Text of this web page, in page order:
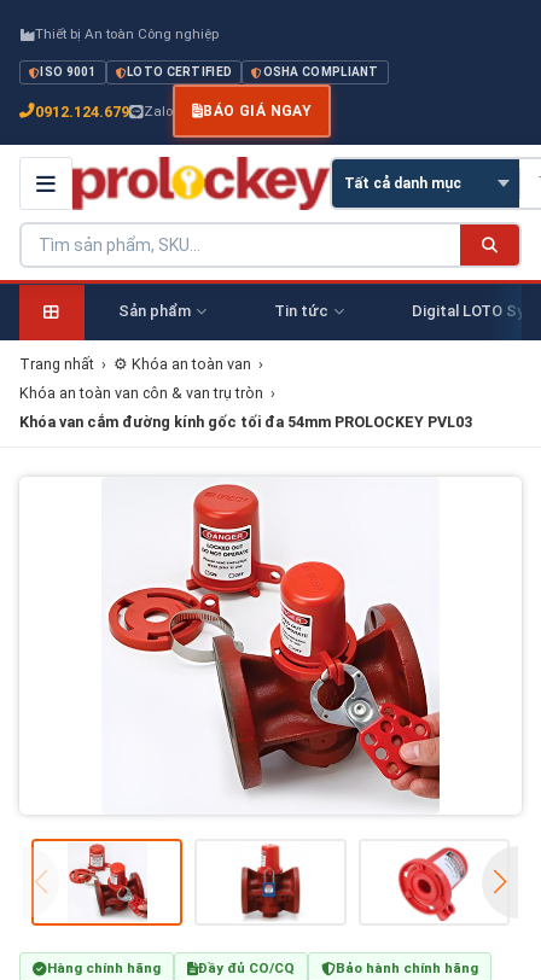
Thiết bị An toàn Công nghiệp
ISO 9001 LOTO CERTIFIED OSHA COMPLIANT
0912.124.679 Zalo BÁO GIÁ NGAY
Sản phẩm Tin tức Digital LOTO
Trang nhất › ⚙️ Khóa an toàn van ›
Khóa an toàn van côn & van trụ tròn ›
Khóa van cắm đường kính gốc tối đa 54mm PROLOCKEY PVL03
Hàng chính hãng Đầy đủ CO/CQ Bảo hành chính hãng